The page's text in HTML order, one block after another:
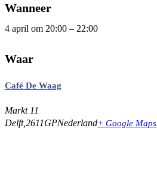
Wanneer
4 april om 20:00 – 22:00
Waar
Café De Waag
Markt 11
Delft,2611GPNederland+ Google Maps